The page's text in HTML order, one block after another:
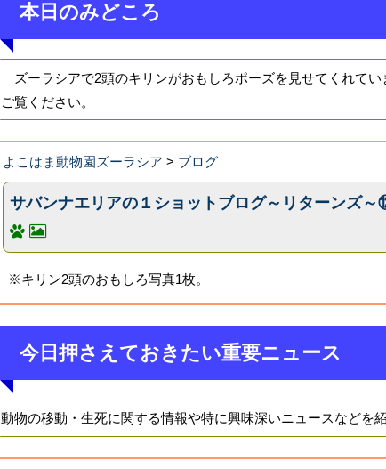
本日のみどころ
ズーラシアで2頭のキリンがおもしろポーズを見せてくれてい
ご覧ください。
よこはま動物園ズーラシア > ブログ
サバンナエリアの１ショットブログ～リターンズ
※キリン2頭のおもしろ写真1枚。
今日押さえておきたい重要ニュース
動物の移動・生死に関する情報や特に興味深いニュースなどを紹